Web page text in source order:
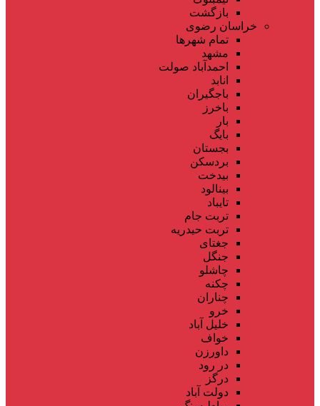
بازگشت
خراسان رضوی
تمام شهر‌ها
مشهد
احمدآباد صولت
انابد
باجگیران
باخرز
بار
بایگ
بجستان
بردسکن
بیدخت
بینالود
تایباد
تربت جام
تربت حیدریه
جغتای
جنگل
چاشلو
چکنه
چناران
خرو
خلیل آباد
خواف
داورزن
در رود
درگز
دولت آباد